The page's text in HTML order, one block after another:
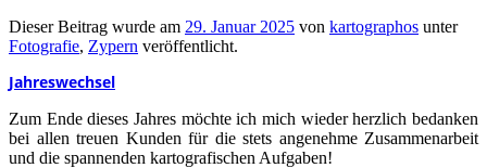
Dieser Beitrag wurde am 29. Januar 2025 von kartographos unter
Fotografie, Zypern veröffentlicht.
Jahreswechsel
Zum Ende dieses Jahres möchte ich mich wieder herzlich bedanken
bei allen treuen Kunden für die stets angenehme Zusammenarbeit
und die spannenden kartografischen Aufgaben!